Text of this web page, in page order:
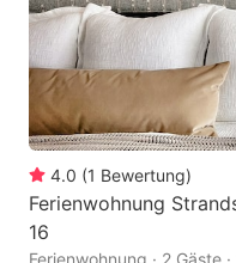
4.0 (1 Bewertung)
Ferienwohnung
16